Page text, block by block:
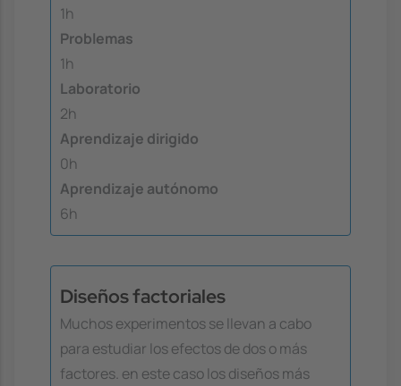
1h
Problemas
1h
Laboratorio
2h
Aprendizaje dirigido
0h
Aprendizaje autónomo
6h
Diseños factoriales
Muchos experimentos se llevan a cabo
para estudiar los efectos de dos o más
factores. en este caso los diseños más